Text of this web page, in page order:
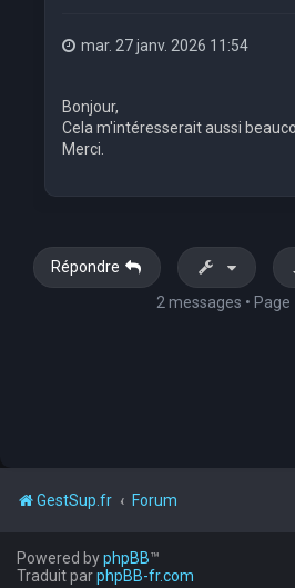
mar. 27 janv. 2026 11:54
Bonjour,
Cela m'intéresserait aussi
Merci.
Répondre
2 messages • Page
GestSup.fr Forum
Powered byphpBB™
Traduit parphpBB-fr.com